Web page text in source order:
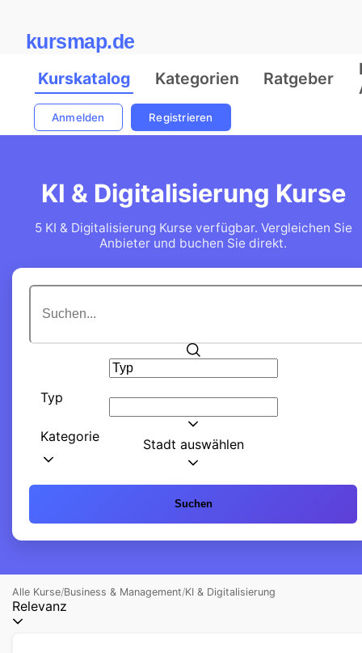
kursmap.de
Kurskatalog Kategorien Ratgeber
Anmelden Registrieren
KI & Digitalisierung Kurse
5 KI & Digitalisierung Kurse verfügbar. Vergleichen Sie
Anbieter und buchen Sie direkt.
Typ
Kategorie Stadt auswählen
Suchen
Alle Kurse/Business & Management/KI & Digitalisierung
Relevanz